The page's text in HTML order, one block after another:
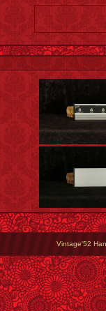
Vintage'52